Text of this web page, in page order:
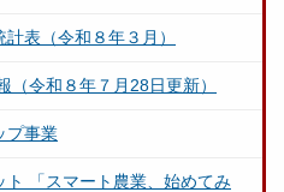
表（令和８年３月）
（令和８年７月28日更新）
プ事業
ト 「スマート農業、始めてみ